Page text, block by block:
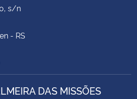
s/n
- RS
DAS MISSÕES